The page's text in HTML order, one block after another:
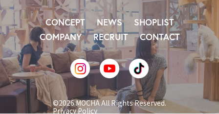
CONCEPT NEWS
SHOPLIST
COMPANY
RECRUIT CONTACT
©2026 MOCHA All Rights Reserved.
Privacy Policy